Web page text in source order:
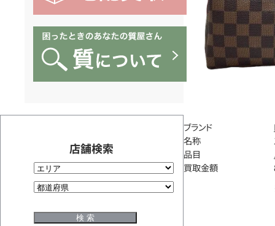
店舗検索
ブランド
名称
品目
買取金額